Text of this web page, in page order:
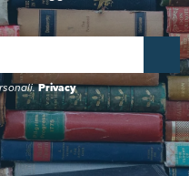
Privacy